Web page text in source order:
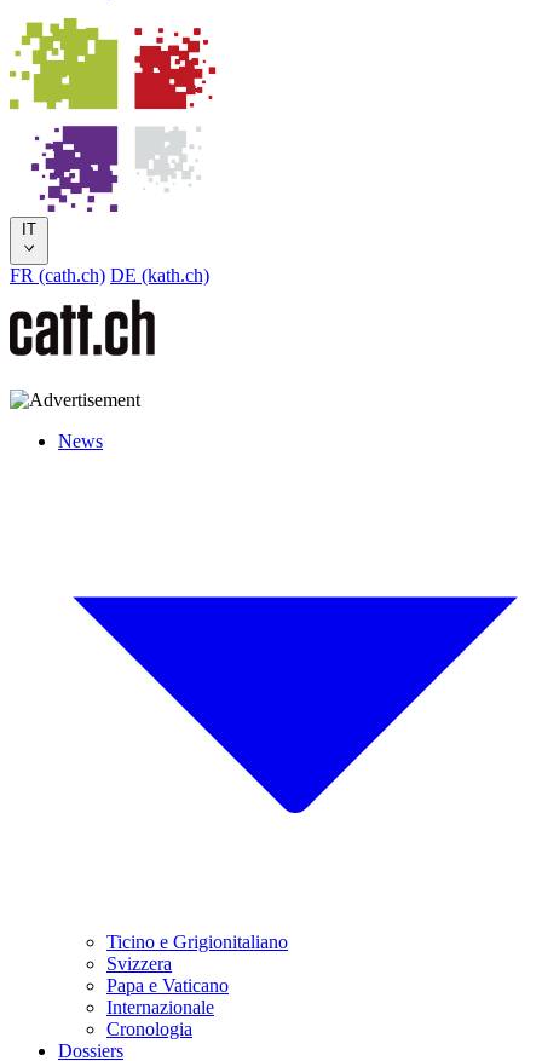
IT
FR (cath.ch) DE (kath.ch)
News
Ticino e Grigionitaliano
Svizzera
Papa e Vaticano
Internazionale
Cronologia
Dossiers